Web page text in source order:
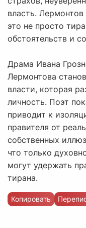
власть.
это не просто
обстоятельств и
Драма Ивана
Лермонтова
власти, которая
личность. Поэт
приводит к
правителя от
собственных
что только
могут удержать
тирана.
Копировать